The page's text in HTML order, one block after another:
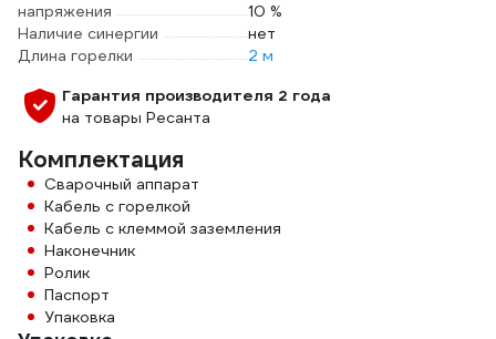
напряжения
10 %
Наличие синергии
нет
Длина горелки
2 м
Гарантия производителя 2 года
на товары Ресанта
Комплектация
Сварочный аппарат
Кабель с горелкой
Кабель с клеммой заземления
Наконечник
Ролик
Паспорт
Упаковка